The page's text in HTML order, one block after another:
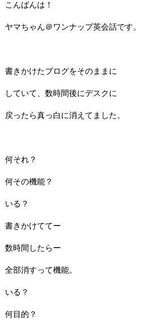
こんばんは！
ヤマちゃん＠ワンナップ英会話です。
書きかけたブログをそのままに
していて、数時間後にデスクに
戻ったら真っ白に消えてました。
何それ？
何その機能？
いる？
書きかけててー
数時間したらー
全部消すって機能。
いる？
何目的？